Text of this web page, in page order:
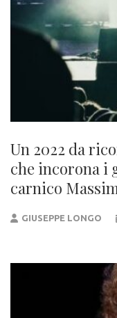
Un 2022 da
che incorona i
carnico
GIUSEPPE LONGO